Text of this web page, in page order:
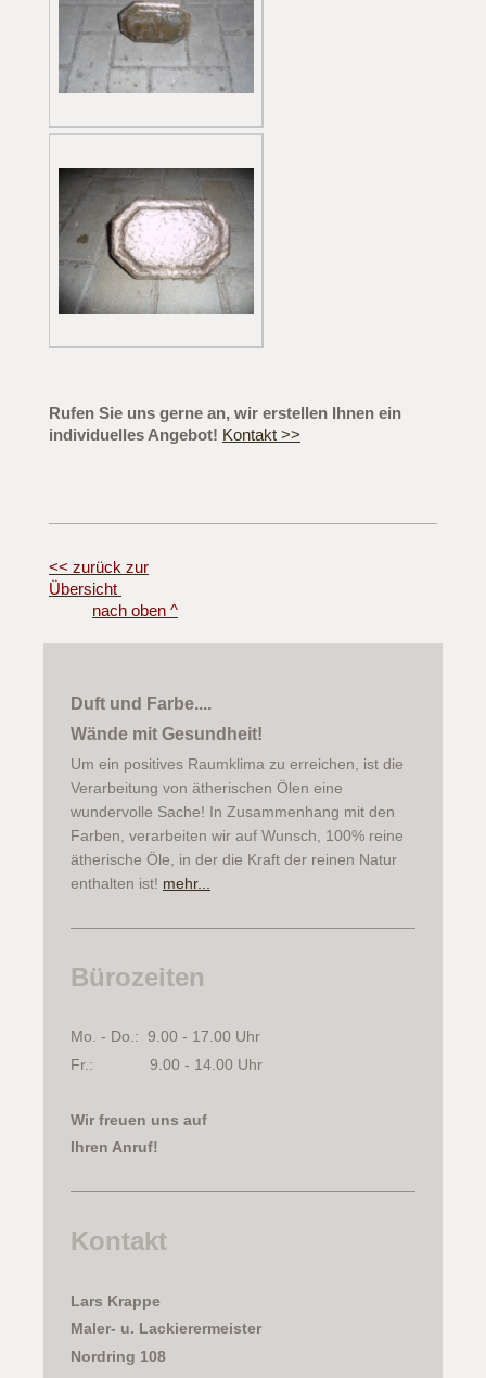
Rufen Sie uns gerne an, wir erstellen Ihnen ein
individuelles Angebot! Kontakt >>
<< zurück zur
Übersicht
nach oben ^
Duft und Farbe....
Wände mit Gesundheit!
Um ein positives Raumklima zu erreichen, ist die
Verarbeitung von ätherischen Ölen eine
wundervolle Sache! In Zusammenhang mit den
Farben, verarbeiten wir auf Wunsch, 100% reine
ätherische Öle, in der die Kraft der reinen Natur
enthalten ist! mehr...
Bürozeiten
Mo. - Do.: 9.00 - 17.00 Uhr
Fr.: 9.00 - 14.00 Uhr
Wir freuen uns auf
Ihren Anruf!
Kontakt
Lars Krappe
Maler- u. Lackierermeister
Nordring 108